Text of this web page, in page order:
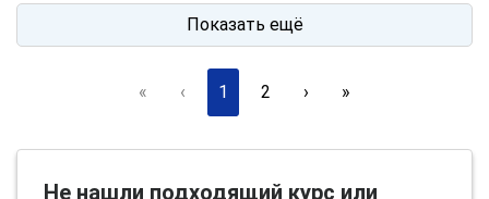
Показать ещё
« ‹ 1 2 › »
Не нашли подходящий курс или